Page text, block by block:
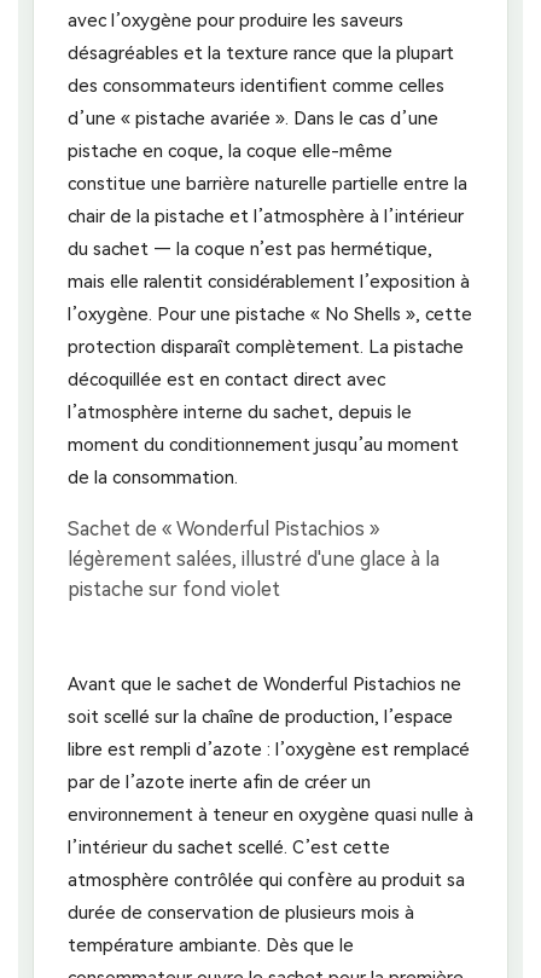
avec l’oxygène pour produire les saveurs
désagréables et la texture rance que la plupart
des consommateurs identifient comme celles
d’une « pistache avariée ». Dans le cas d’une
pistache en coque, la coque elle-même
constitue une barrière naturelle partielle entre la
chair de la pistache et l’atmosphère à l’intérieur
du sachet — la coque n’est pas hermétique,
mais elle ralentit considérablement l’exposition à
l’oxygène. Pour une pistache « No Shells », cette
protection disparaît complètement. La pistache
décoquillée est en contact direct avec
l’atmosphère interne du sachet, depuis le
moment du conditionnement jusqu’au moment
de la consommation.
Avant que le sachet de Wonderful Pistachios ne
soit scellé sur la chaîne de production, l’espace
libre est rempli d’azote : l’oxygène est remplacé
par de l’azote inerte afin de créer un
environnement à teneur en oxygène quasi nulle à
l’intérieur du sachet scellé. C’est cette
atmosphère contrôlée qui confère au produit sa
durée de conservation de plusieurs mois à
température ambiante. Dès que le